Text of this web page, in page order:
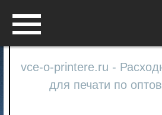
vce-o-printere.ru -
для печати по